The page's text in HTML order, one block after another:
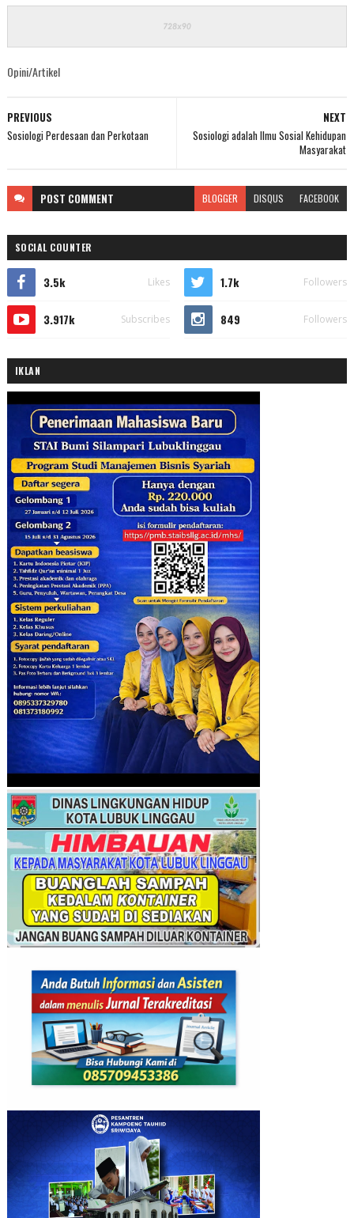
Opini/Artikel
NEXT
Sosiologi adalah Ilmu Sosial Kehidupan
Masyarakat
PREVIOUS
Sosiologi Perdesaan dan Perkotaan
POST COMMENT BLOGGER DISQUS FACEBOOK
SOCIAL COUNTER
3.5k Likes 1.7k Followers
3.917k Subscribes 849 Followers
IKLAN